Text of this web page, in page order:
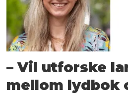
– Vil utforske
mellom lydbok